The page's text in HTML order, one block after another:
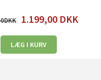
1.199,00 DKK
LÆG I KURV